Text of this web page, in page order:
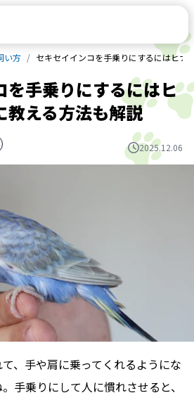
い方 セキセイインコを手乗りにするにはヒナ
を手乗りにするにはヒ
教える方法も解説
2025.12.06
、手や肩に乗ってくれるようにな
手乗りにして人に慣れさせると、